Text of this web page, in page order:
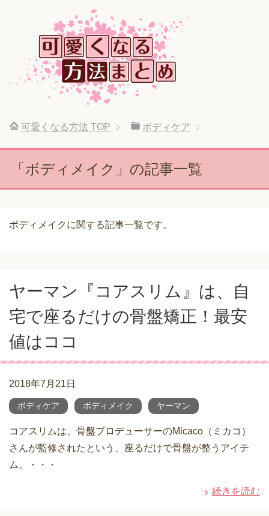
可愛くなる方法 TOP ボディケア
「ボディメイク」の記事一覧
ボディメイクに関する記事一覧です。
ヤーマン『コアスリム』は、自
宅で座るだけの骨盤矯正！最安
値はココ
2018年7月21日
ボディケア ボディメイク ヤーマン
コアスリムは、骨盤プロデューサーのMicaco（ミカコ）
さんが監修されたという、座るだけで骨盤が整うアイテ
ム。・・・
続きを読む